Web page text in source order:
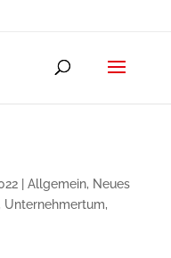
| Allgemein, Neues
Unternehmertum,